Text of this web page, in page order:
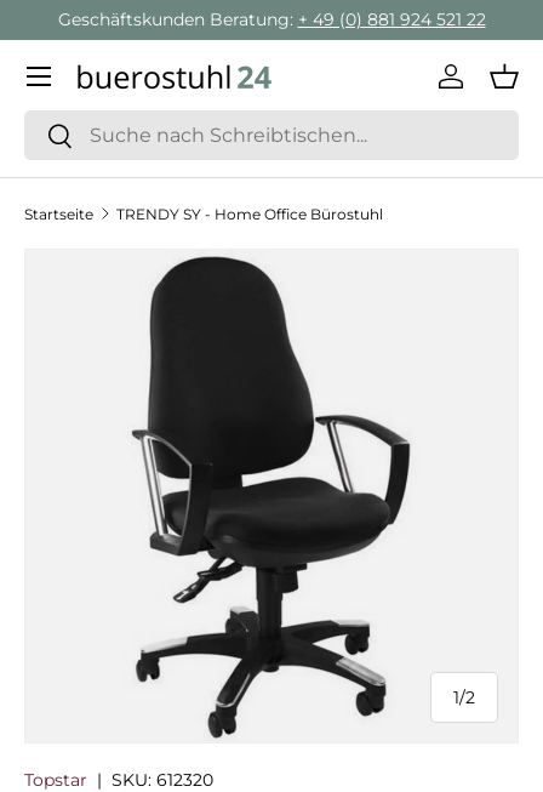
Direkt zum Inhalt
Geschäftskunden Beratung: + 49 (0) 881 924 521 22
Suchen
Suchen
Menü
Startseite TRENDY SY - Home Office Bürostuhl
Zu Produktinformationen springen
1/
von
2
Topstar | SKU: 612320